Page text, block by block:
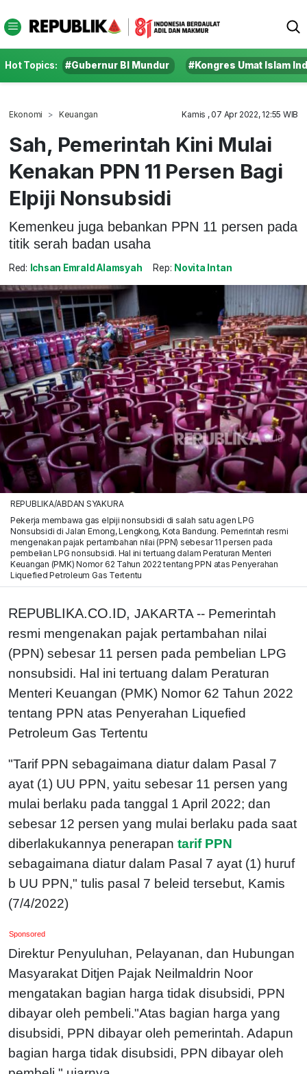
Hot Topics: #Gubernur BI Mundur #Kongres Umat Islam
Ekonomi Keuangan Kamis , 07 Apr 2022, 12:55 WIB
Sah, Pemerintah Kini Mulai
Kenakan PPN 11 Persen Bagi
Elpiji Nonsubsidi
Kemenkeu juga bebankan PPN 11 persen pada
titik serah badan usaha
Red: Ichsan Emrald Alamsyah Rep: Novita Intan
REPUBLIKA/ABDAN SYAKURA
Pekerja membawa gas elpiji nonsubsidi di salah satu agen LPG
Nonsubsidi di Jalan Emong, Lengkong, Kota Bandung. Pemerintah resmi
mengenakan pajak pertambahan nilai (PPN) sebesar 11 persen pada
pembelian LPG nonsubsidi. Hal ini tertuang dalam Peraturan Menteri
Keuangan (PMK) Nomor 62 Tahun 2022 tentang PPN atas Penyerahan
Liquefied Petroleum Gas Tertentu
REPUBLIKA.CO.ID, JAKARTA -- Pemerintah
resmi mengenakan pajak pertambahan nilai
(PPN) sebesar 11 persen pada pembelian LPG
nonsubsidi. Hal ini tertuang dalam Peraturan
Menteri Keuangan (PMK) Nomor 62 Tahun 2022
tentang PPN atas Penyerahan Liquefied
Petroleum Gas Tertentu
"Tarif PPN sebagaimana diatur dalam Pasal 7
ayat (1) UU PPN, yaitu sebesar 11 persen yang
mulai berlaku pada tanggal 1 April 2022; dan
sebesar 12 persen yang mulai berlaku pada saat
diberlakukannya penerapan tarif PPN
sebagaimana diatur dalam Pasal 7 ayat (1) huruf
b UU PPN," tulis pasal 7 beleid tersebut, Kamis
(7/4/2022)
Sponsored
Direktur Penyuluhan, Pelayanan, dan Hubungan
Masyarakat Ditjen Pajak Neilmaldrin Noor
mengatakan bagian harga tidak disubsidi, PPN
dibayar oleh pembeli."Atas bagian harga yang
disubsidi, PPN dibayar oleh pemerintah. Adapun
bagian harga tidak disubsidi, PPN dibayar oleh